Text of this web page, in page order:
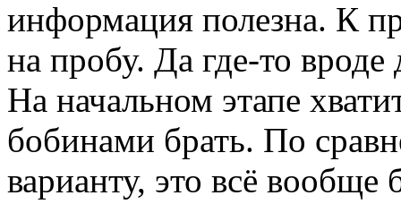
информация полезна. К
на пробу. Да где-то вроде
На начальном этапе
бобинами брать. По
варианту, это всё вообще